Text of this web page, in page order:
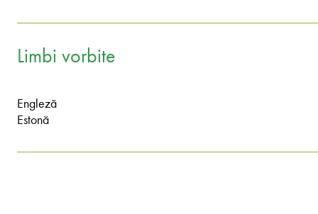
Limbi vorbite
Engleză
Estonă